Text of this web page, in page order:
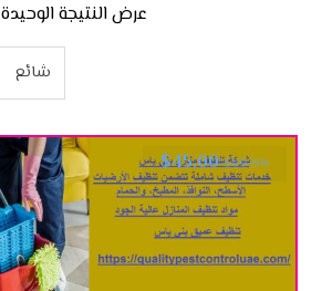
عرض النتيجة الوحيدة
$60.00
$45.00